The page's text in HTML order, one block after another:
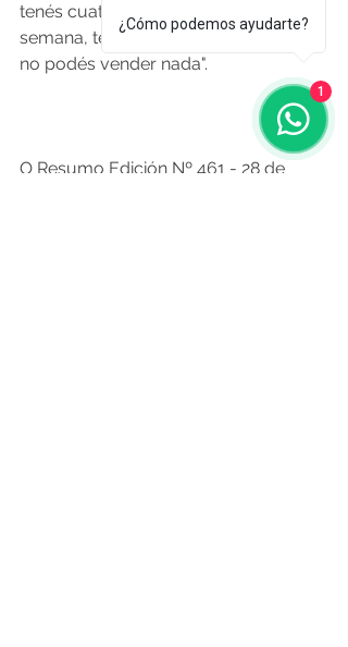
tenés cuatro reclamos en una
semana, te dan de baja y por un mes
no podés vender nada".
O Resumo Edición Nº 461 - 28 de
¿Cómo podemos ayudarte?
1